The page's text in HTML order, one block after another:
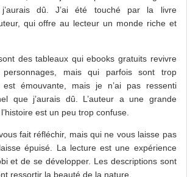
j’aurais dû. J’ai été touché par la livre
qui offre au lecteur un monde riche et
des tableaux qui ebooks gratuits revivre
mais qui parfois sont trop
émouvante, mais je n’ai pas ressenti
que j’aurais dû. L’auteur a une grande
est un peu trop confuse.
fait réfléchir, mais qui ne vous laisse pas
épuisé. La lecture est une expérience
et de se développer. Les descriptions sont
ressortir la beauté de la nature.